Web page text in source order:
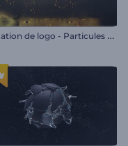
A
nimation de logo - Particules ambiantes